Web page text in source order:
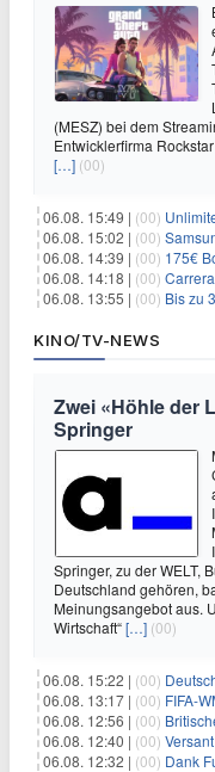
(MESZ) bei dem
Entwicklerfirma
[…] (00)
06.08. 15:49 | (00) Unlimited
06.08. 15:02 | (00) Samsung
06.08. 14:39 | (00) 175€
06.08. 14:18 | (00) Carrera
06.08. 13:55 | (00) Bis zu 300€
KINO/TV-NEWS
Zwei «Höhle der
Springer
Springer, zu der WELT,
Deutschland gehören,
Meinungsangebot aus.
Wirtschaft“[…] (00)
06.08. 15:22 | (00)
06.08. 13:17 | (00) FIFA-
06.08. 12:56 | (00) Britische
06.08. 12:40 | (00)
06.08. 12:32 | (00) Dank